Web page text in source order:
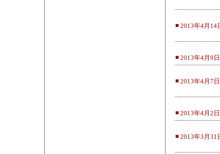
■ 2013年4月14
■ 2013年4月9日
■ 2013年4月7日
■ 2013年4月2日
■ 2013年3月31